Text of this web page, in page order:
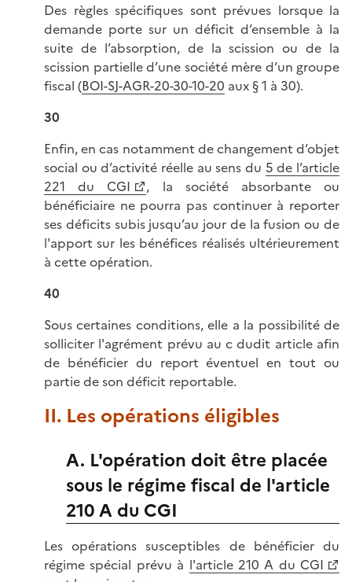
Des règles spécifiques sont prévues lorsque la
demande porte sur un déficit d’ensemble à la
suite de l’absorption, de la scission ou de la
scission partielle d’une société mère d’un groupe
fiscal (BOI-SJ-AGR-20-30-10-20 aux § 1 à 30).
30
Enfin, en cas notamment de changement d’objet
social ou d’activité réelle au sens du 5 de l’article
221 du CGI
, la société absorbante ou
bénéficiaire ne pourra pas continuer à reporter
ses déficits subis jusqu’au jour de la fusion ou de
l'apport sur les bénéfices réalisés ultérieurement
à cette opération.
40
Sous certaines conditions, elle a la possibilité de
solliciter l'agrément prévu au c dudit article afin
de bénéficier du report éventuel en tout ou
partie de son déficit reportable.
II. Les opérations éligibles
A. L'opération doit être placée
sous le régime fiscal de l'article
210 A du CGI
Les opérations susceptibles de bénéficier du
régime spécial prévu à l'article 210 A du CGI